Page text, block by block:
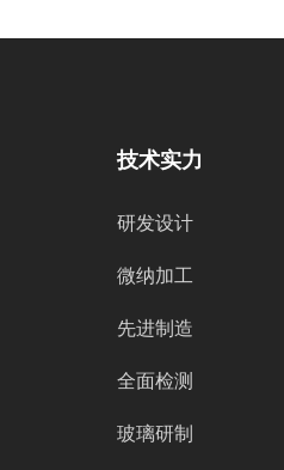
技术实力
研发设计
微纳加工
先进制造
全面检测
玻璃研制